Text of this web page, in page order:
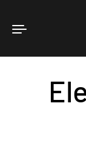
Ouvrir la navigation